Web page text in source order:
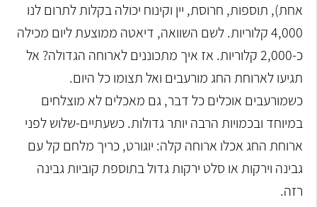
אחת), תוספות, חרוסת, יין וקינוח יכולה בקלות לתרום לנו
4,000 קלוריות. לשם השוואה, דיאטה ממוצעת ליום מכילה
כ-2,000 קלוריות. אז איך מתכוננים לארוחה הגדולה? אל
תגיעו לארוחת החג מורעבים ואל תצומו כל היום.
כשמורעבים אוכלים כל דבר, גם מאכלים לא מוצלחים
במיוחד ובכמויות הרבה יותר גדולות. כשעתיים-שלוש לפני
ארוחת החג אכלו ארוחה קלה: יוגורט, כריך מלחם קל עם
גבינה וירקות או סלט ירקות גדול בתוספת קוביות גבינה
רזה.